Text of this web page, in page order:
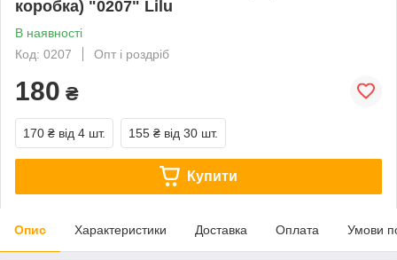
коробка) "0207" Lilu
В наявності
Код: 0207
Опт і роздріб
180 ₴
170 ₴ від 4 шт. 155 ₴ від 30 шт.
Купити
Опис Характеристики Доставка Оплата Умови